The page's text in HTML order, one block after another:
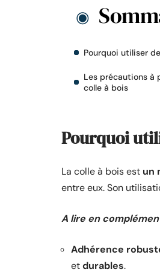
Pourquoi utiliser
Les précautions à
colle à bois
Pourquoi
La colle à bois est un
entre eux. Son
A lire en
Adhérence
etdurables.